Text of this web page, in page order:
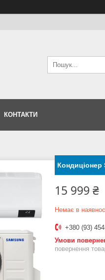
КОНТАКТИ
Кондиціонер
15 999 ₴
Немає в
+380 (93)
повернення